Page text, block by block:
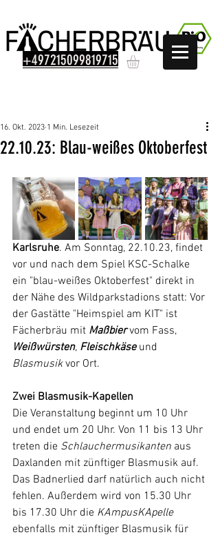
+497215099819715
22.10.23: Blau-weißes Oktoberfest
16. Okt. 2023 1 Min. Lesezeit
Karlsruhe. Am Sonntag, 22.10.23, findet
vor und nach dem Spiel KSC-Schalke
ein "blau-weißes Oktoberfest" direkt in
der Nähe des Wildparkstadions statt: Vor
der Gastätte "Heimspiel am KIT" ist
Fächerbräu mit Maßbier vom Fass,
Weißwürsten, Fleischkäse und
Blasmusik vor Ort.
Zwei Blasmusik-Kapellen
Die Veranstaltung beginnt um 10 Uhr
und endet um 20 Uhr. Von 11 bis 13 Uhr
treten die Schlauchermusikanten aus
Daxlanden mit zünftiger Blasmusik auf.
Das Badnerlied darf natürlich auch nicht
fehlen. Außerdem wird von 15.30 Uhr
bis 17.30 Uhr die KAmpusKApelle
ebenfalls mit zünftiger Blasmusik für